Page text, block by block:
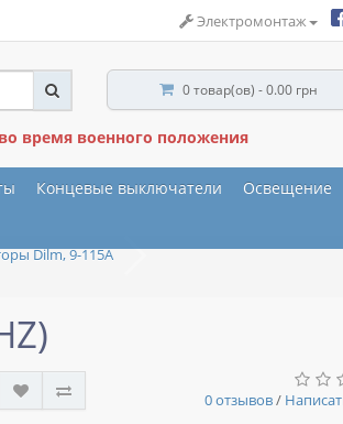
Электромонтаж
0 товар(ов) - 0.00 грн
время военного положения
Концевые выключатели
Освещение
Dilm, 9-115A
0 отзывов/